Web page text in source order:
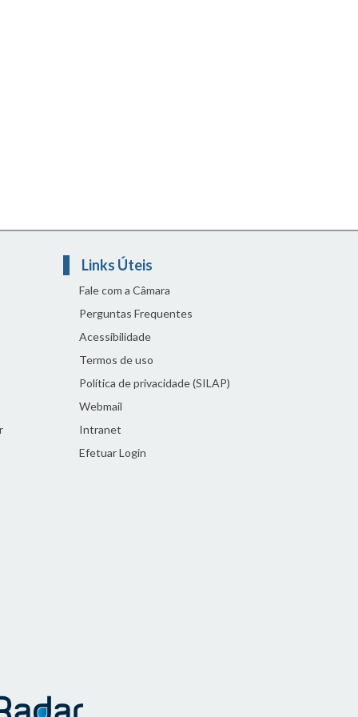
Links Úteis
Fale com a Câmara
Perguntas Frequentes
Acessibilidade
Termos de uso
Política de privacidade (SILAP)
Webmail
Intranet
Efetuar Login